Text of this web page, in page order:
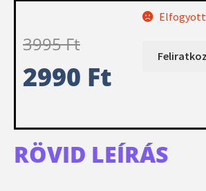
3995Ft
2990 Ft
Elfogyott
RÖVID LEÍRÁS